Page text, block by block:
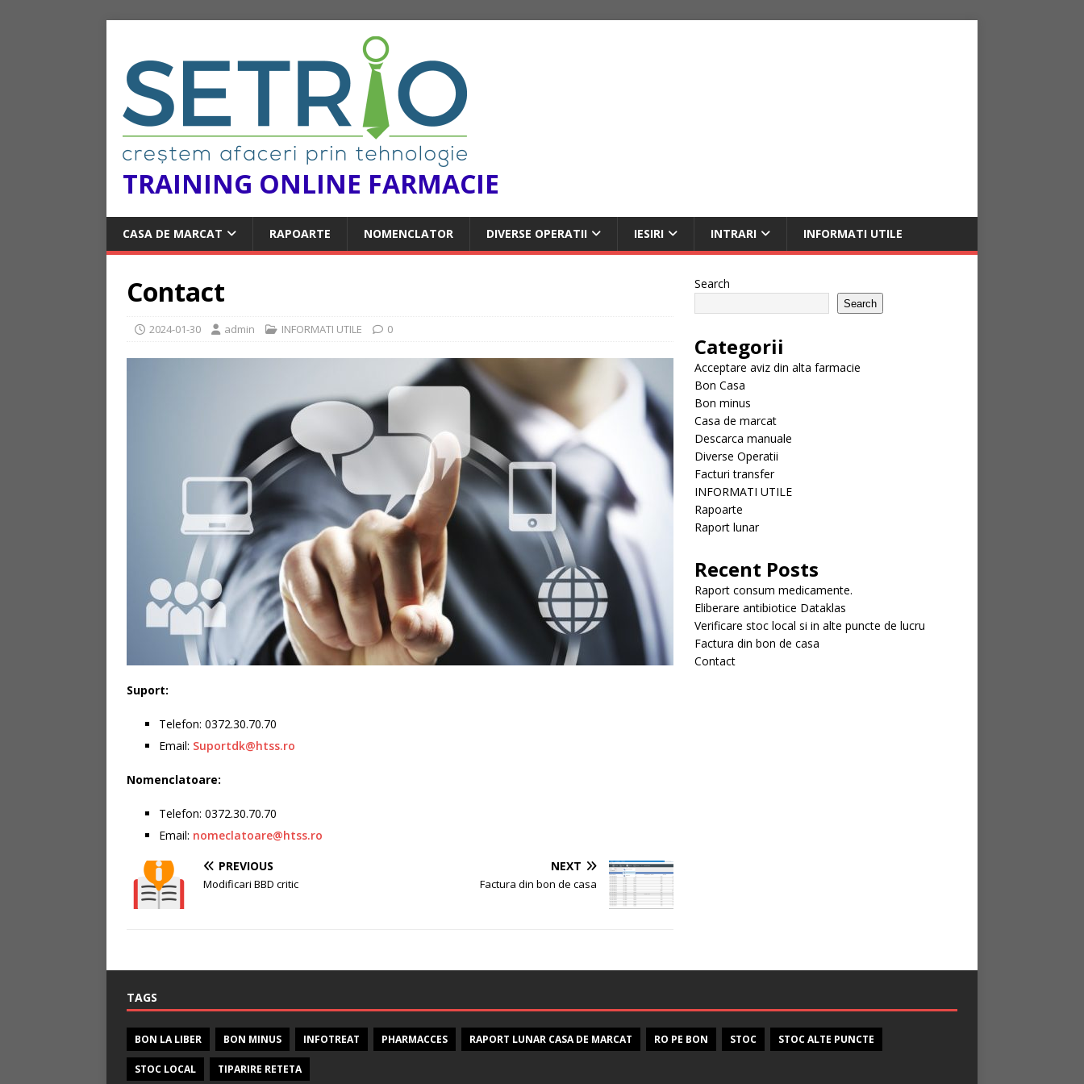
TRAINING ONLINE FARMACIE
CASA DE MARCAT RAPOARTE NOMENCLATOR DIVERSE OPERATII IESIRI INTRARI INFORMATI UTILE
Contact
2024-01-30 admin INFORMATI UTILE 0
Suport:
Telefon: 0372.30.70.70
Email: Suportdk@htss.ro
Nomenclatoare:
Telefon: 0372.30.70.70
Email: nomeclatoare@htss.ro
PREVIOUS
Modificari BBD critic
NEXT
Factura din bon de casa
Search
Search
Categorii
Acceptare aviz din alta farmacie
Bon Casa
Bon minus
Casa de marcat
Descarca manuale
Diverse Operatii
Facturi transfer
INFORMATI UTILE
Rapoarte
Raport lunar
Recent Posts
Raport consum medicamente.
Eliberare antibiotice Dataklas
Verificare stoc local si in alte puncte de lucru
Factura din bon de casa
Contact
TAGS
BON LA LIBER BON MINUS INFOTREAT PHARMACCES RAPORT LUNAR CASA DE MARCAT RO PE BON STOC STOC ALTE PUNCTE
STOC LOCAL TIPARIRE RETETA